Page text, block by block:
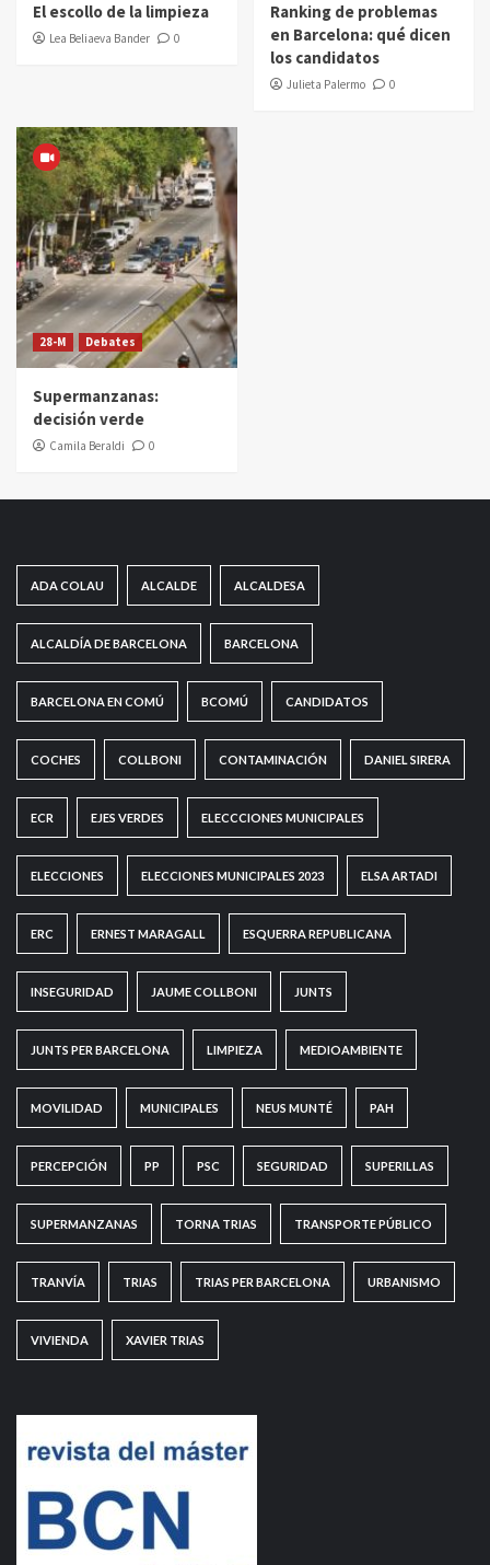
El escollo de la limpieza
Lea Beliaeva Bander 0
Ranking de problemas
en Barcelona: qué dicen
los candidatos
Julieta Palermo 0
28-M Debates
Supermanzanas:
decisión verde
Camila Beraldi 0
ADA COLAU ALCALDE ALCALDESA
ALCALDÍA DE BARCELONA BARCELONA
BARCELONA EN COMÚ BCOMÚ CANDIDATOS
COCHES COLLBONI CONTAMINACIÓN DANIEL SIRERA
ECR EJES VERDES ELECCCIONES MUNICIPALES
ELECCIONES ELECCIONES MUNICIPALES 2023 ELSA ARTADI
ERC ERNEST MARAGALL ESQUERRA REPUBLICANA
INSEGURIDAD JAUME COLLBONI JUNTS
JUNTS PER BARCELONA LIMPIEZA MEDIOAMBIENTE
MOVILIDAD MUNICIPALES NEUS MUNTÉ PAH
PERCEPCIÓN PP PSC SEGURIDAD SUPERILLAS
SUPERMANZANAS TORNA TRIAS TRANSPORTE PÚBLICO
TRANVÍA TRIAS TRIAS PER BARCELONA URBANISMO
VIVIENDA XAVIER TRIAS